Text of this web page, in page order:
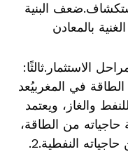
البنية
الاستثمار.ثالثًا:
النفط والغاز1. واقع الطاقة في المغربيُعد
والغاز، ويعتمد
حاجياته من الطاقة،
حيث يستورد أكثر من 90% من حاجياته النفطية.2.